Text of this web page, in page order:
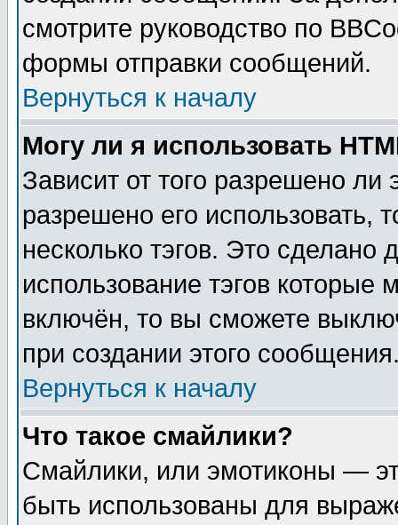
смотрите руководство по
формы отправки сообщений.
Вернуться к началу
Могу ли я использовать
Зависит от того разрешено
разрешено его использовать,
несколько тэгов. Это сделано
использование тэгов
включён, то вы сможете
при создании этого
Вернуться к началу
Что такое смайлики?
Смайлики, или эмотиконы —
быть использованы для